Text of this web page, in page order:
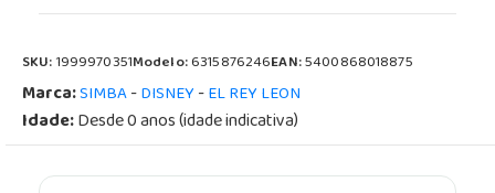
SKU:1999970351Modelo:6315876246EAN:5400868018875
Marca:SIMBA-DISNEY-EL REY LEON
Idade:Desde 0 anos (idade indicativa)